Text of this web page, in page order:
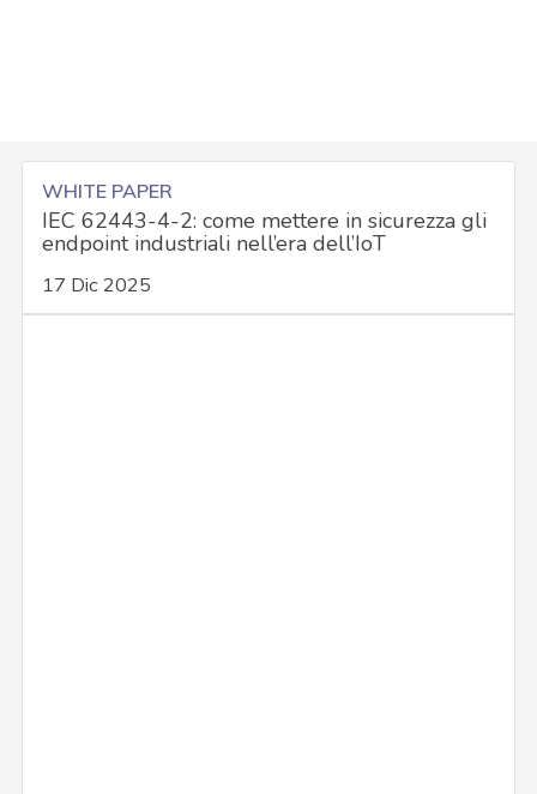
WHITE PAPER
IEC 62443-4-2: come mettere in sicurezza gli
endpoint industriali nell’era dell’IoT
17 Dic 2025